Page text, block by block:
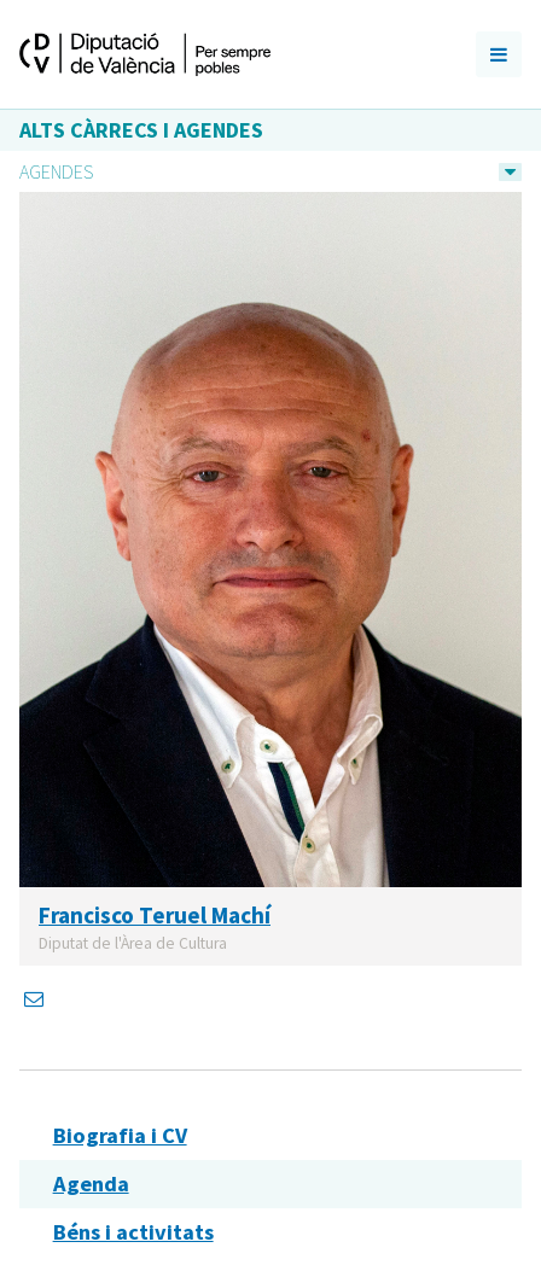
ALTS CÀRRECS I AGENDES
AGENDES
Francisco Teruel Machí
Diputat de l'Àrea de Cultura
Biografia i CV
Agenda
Béns i activitats